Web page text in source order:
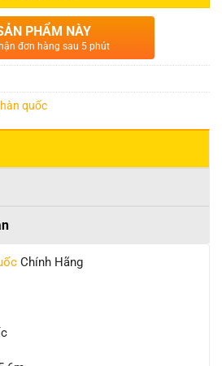
PHẨM NÀY
đơn hàng sau 5 phút
quốc
Chính Hãng